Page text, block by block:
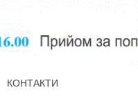
КОНТАКТИ